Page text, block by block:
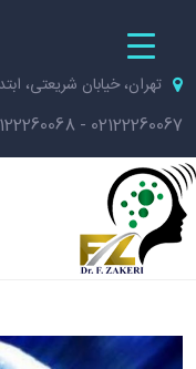
تهران، خیابان شریعتی،
02122260067
-